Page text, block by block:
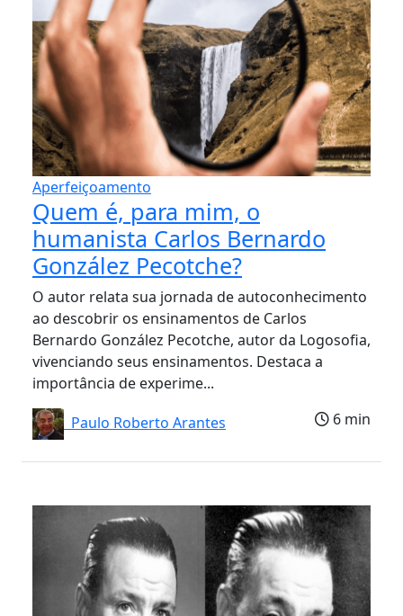
Aperfeiçoamento
Quem é, para mim, o
humanista Carlos Bernardo
González Pecotche?
O autor relata sua jornada de autoconhecimento
ao descobrir os ensinamentos de Carlos
Bernardo González Pecotche, autor da Logosofia,
vivenciando seus ensinamentos. Destaca a
importância de experime...
Paulo Roberto Arantes
6 min